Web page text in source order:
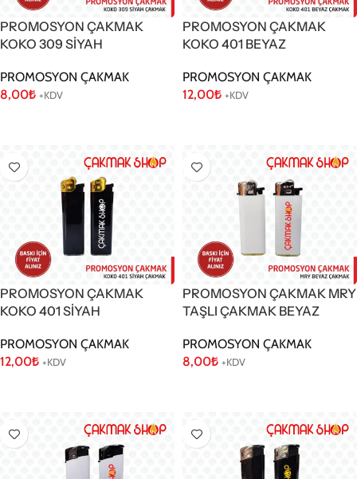
PROMOSYON ÇAKMAK
KOKO 309 SİYAH
PROMOSYON ÇAKMAK
8,00₺ +KDV
PROMOSYON ÇAKMAK
KOKO 401 BEYAZ
PROMOSYON ÇAKMAK
12,00₺ +KDV
PROMOSYON ÇAKMAK
KOKO 401 SİYAH
PROMOSYON ÇAKMAK
12,00₺ +KDV
PROMOSYON ÇAKMAK MRY
TAŞLI ÇAKMAK BEYAZ
PROMOSYON ÇAKMAK
8,00₺ +KDV